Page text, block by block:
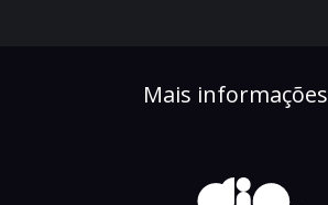
Mais informações